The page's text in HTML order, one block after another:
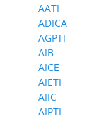
AATI
ADICA
AGPTI
AIB
AICE
AIETI
AIIC
AIPTI